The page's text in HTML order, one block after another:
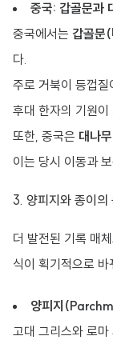
중국: 갑골문과
중국에서는 갑골문
다.
주로 거북이 등껍
후대 한자의 기원이
또한, 중국은 대나
이는 당시 이동과
3. 양피지와 종이의
더 발전된 기록 매
식이 획기적으로 바
양피지
고대 그리스와 로